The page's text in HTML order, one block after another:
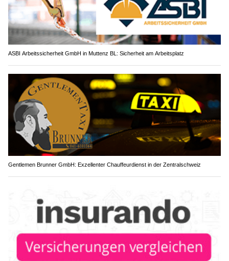
ASBI Arbeitssicherheit GmbH in Muttenz BL: Sicherheit am Arbeitsplatz
Gentlemen Brunner GmbH: Exzellenter Chauffeurdienst in der Zentralschweiz